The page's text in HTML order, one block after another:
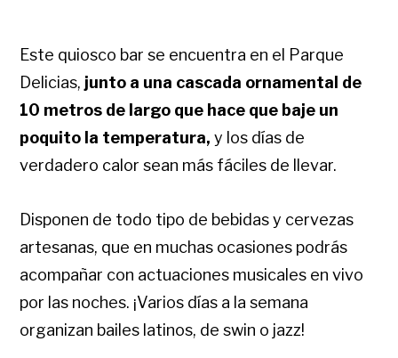
Este quiosco bar se encuentra en el Parque
Delicias, junto a una cascada ornamental de
10 metros de largo que hace que baje un
poquito la temperatura, y los días de
verdadero calor sean más fáciles de llevar.
Disponen de todo tipo de bebidas y cervezas
artesanas, que en muchas ocasiones podrás
acompañar con actuaciones musicales en vivo
por las noches. ¡Varios días a la semana
organizan bailes latinos, de swin o jazz!